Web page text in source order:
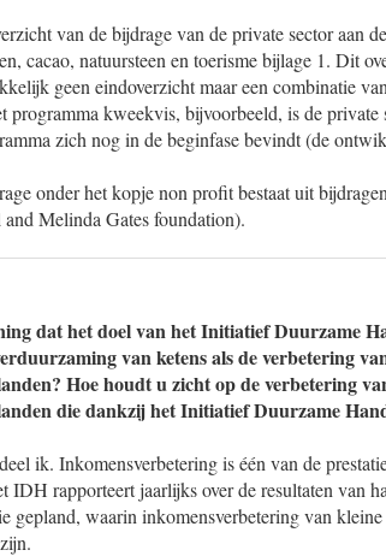
van de bijdrage van de private sector aan
cacao, natuursteen en toerisme bijlage 1. Dit
geen eindoverzicht maar een combinatie
programma kweekvis, bijvoorbeeld, is de private
zich nog in de beginfase bevindt (de
onder het kopje non profit bestaat uit
Melinda Gates foundation).
dat het doel van het Initiatief Duurzame
van ketens als de verbetering
Hoe houdt u zicht op de verbetering
die dankzij het Initiatief Duurzame
ik. Inkomensverbetering is één van de
IDH rapporteert jaarlijks over de resultaten van
gepland, waarin inkomensverbetering van